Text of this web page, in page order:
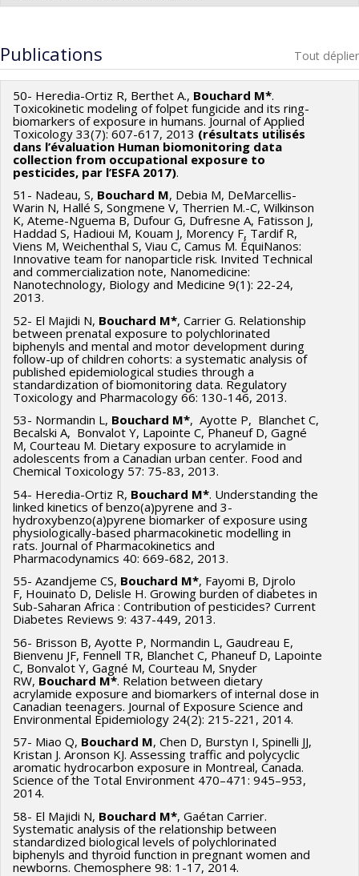
Programmes de subvention :PVXXXXXX-Prog. soutien rech
Robert-Sauvé en santé et en sécurité du travail
Co-chercheurs :
Sources de financement :Ministère des Relations
internationales
Programmes de subvention :
Publications Tout déplier
50- Heredia-Ortiz R, Berthet A., Bouchard M*.
Toxicokinetic modeling of folpet fungicide and its ring-
biomarkers of exposure in humans. Journal of Applied
Toxicology 33(7): 607-617, 2013 (résultats utilisés
dans l’évaluation Human biomonitoring data
collection from occupational exposure to
pesticides, par l’ESFA 2017).
51- Nadeau, S, Bouchard M, Debia M, DeMarcellis-
Warin N, Hallé S, Songmene V, Therrien M.-C, Wilkinson
K, Ateme-Nguema B, Dufour G, Dufresne A, Fatisson J,
Haddad S, Hadioui M, Kouam J, Morency F, Tardif R,
Viens M, Weichenthal S, Viau C, Camus M. ÉquiNanos:
Innovative team for nanoparticle risk. Invited Technical
and commercialization note, Nanomedicine:
Nanotechnology, Biology and Medicine 9(1): 22-24,
2013.
52- El Majidi N, Bouchard M*, Carrier G. Relationship
between prenatal exposure to polychlorinated
biphenyls and mental and motor development during
follow-up of children cohorts: a systematic analysis of
published epidemiological studies through a
standardization of biomonitoring data. Regulatory
Toxicology and Pharmacology 66: 130-146, 2013.
53- Normandin L, Bouchard M*, Ayotte P, Blanchet C,
Becalski A, Bonvalot Y, Lapointe C, Phaneuf D, Gagné
M, Courteau M. Dietary exposure to acrylamide in
adolescents from a Canadian urban center. Food and
Chemical Toxicology 57: 75-83, 2013.
54- Heredia-Ortiz R, Bouchard M*. Understanding the
linked kinetics of benzo(a)pyrene and 3-
hydroxybenzo(a)pyrene biomarker of exposure using
physiologically-based pharmacokinetic modelling in
rats. Journal of Pharmacokinetics and
Pharmacodynamics 40: 669-682, 2013.
55- Azandjeme CS, Bouchard M*, Fayomi B, Djrolo
F, Houinato D, Delisle H. Growing burden of diabetes in
Sub-Saharan Africa : Contribution of pesticides? Current
Diabetes Reviews 9: 437-449, 2013.
56- Brisson B, Ayotte P, Normandin L, Gaudreau E,
Bienvenu JF, Fennell TR, Blanchet C, Phaneuf D, Lapointe
C, Bonvalot Y, Gagné M, Courteau M, Snyder
RW, Bouchard M*. Relation between dietary
acrylamide exposure and biomarkers of internal dose in
Canadian teenagers. Journal of Exposure Science and
Environmental Epidemiology 24(2): 215-221, 2014.
57- Miao Q, Bouchard M, Chen D, Burstyn I, Spinelli JJ,
Kristan J. Aronson KJ. Assessing traffic and polycyclic
aromatic hydrocarbon exposure in Montreal, Canada.
Science of the Total Environment 470–471: 945–953,
2014.
58- El Majidi N, Bouchard M*, Gaétan Carrier.
Systematic analysis of the relationship between
standardized biological levels of polychlorinated
biphenyls and thyroid function in pregnant women and
newborns. Chemosphere 98: 1-17, 2014.